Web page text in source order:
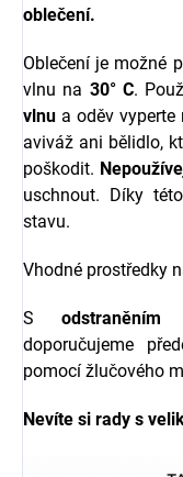
oblečení.
Oblečení je možné
vlnu na 30° C.
vlnu a oděv vyperte
aviváž ani bělidlo,
poškodit.
uschnout. Díky
stavu.
Vhodné prostředky
S
doporučujeme
pomocí žlučového
Nevíte si rady s